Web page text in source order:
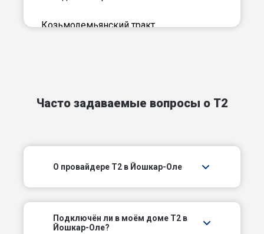
Козьмодемьянский тракт
Красноармейская слобода
Молодежный пер
Нагорный проезд
Часто задаваемые вопросы о T2
О провайдере T2 в Йошкар-Оле
Подключëн ли в моём доме T2 в
Йошкар-Оле?